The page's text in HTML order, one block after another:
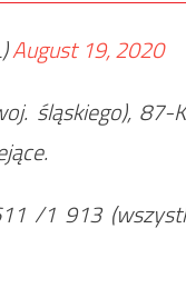
August 19, 2020
śląskiego),
/1 913